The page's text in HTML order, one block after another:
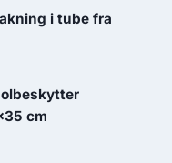
1,759.20 kr..
169.00 kr..
i tube fra
cm